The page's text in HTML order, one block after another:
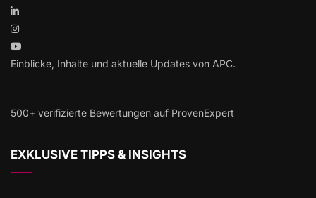
Einblicke, Inhalte und aktuelle Updates von APC.
500+ verifizierte Bewertungen auf ProvenExpert
EXKLUSIVE TIPPS & INSIGHTS